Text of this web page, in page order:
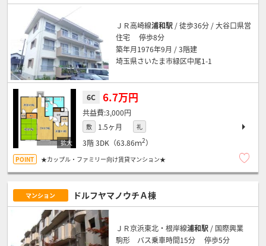
ＪＲ高崎線浦和駅 / 徒歩36分 / 大谷口県営
住宅 停歩8分
築年月1976年9月 / 3階建
埼玉県さいたま市緑区中尾1-1
6C 6.7万円
3,000円
敷 1.5ヶ月 礼
3階3DK（63.86ｍ2）
★カップル・ファミリー向け賃貸マンション★
マンション ドルフヤマノウチＡ棟
ＪＲ京浜東北・根岸線浦和駅 / 国際興業
駒形 バス乗車時間15分 停歩5分